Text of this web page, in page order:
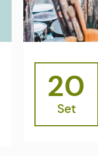
20
Set